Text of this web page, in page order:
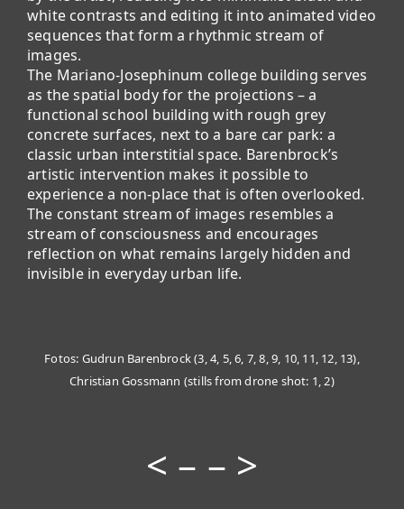
white contrasts and editing it into animated video
sequences that form a rhythmic stream of
images.
The Mariano-Josephinum college building serves
as the spatial body for the projections – a
functional school building with rough grey
concrete surfaces, next to a bare car park: a
classic urban interstitial space. Barenbrock’s
artistic intervention makes it possible to
experience a non-place that is often overlooked.
The constant stream of images resembles a
stream of consciousness and encourages
reflection on what remains largely hidden and
invisible in everyday urban life.
Fotos: Gudrun Barenbrock (3, 4, 5, 6, 7, 8, 9, 10, 11, 12, 13),
Christian Gossmann (stills from drone shot: 1, 2)
< – – >